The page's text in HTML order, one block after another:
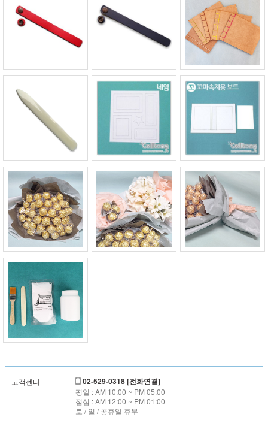
고객센터 02-529-0318 [전화연결]
평일 : AM 10:00 ~ PM 05:00
점심 : AM 12:00 ~ PM 01:00
토 / 일 / 공휴일 휴무